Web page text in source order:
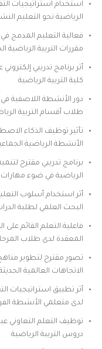
استخدام استراتيجيات
الرياضية نحو التعليم
فعالية التعليم المدمج
مقررات التربية الرياضية
أثر برنامج تدريبي
كلية التربية الرياضية
دور الأنشطة اللاصفية في
طلاب أقسام التربية
تأثير توظيف الذكاء
الأنشطة الرياضية
برنامج تدريبي مقترح
الرياضية في ضوء مهارات
أثر استخدام أسلوب
البحث العلمي لطلبة
فاعلية التعلم القائم
المعقدة لدى طلاب
تصور مقترح لتطوير
الاتجاهات العالمية
أثر تطبيق استراتيجيات
لدى متعلمي الأنشطة
توظيف التعلم التعاوني
دروس التربية الرياضية